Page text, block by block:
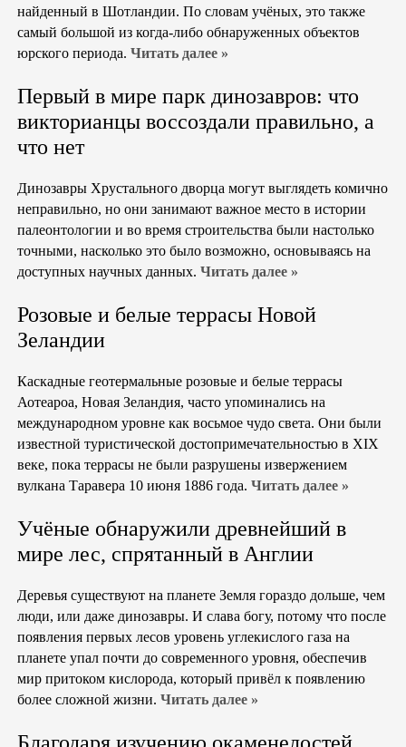
найденный в Шотландии. По словам учёных, это также
самый большой из когда-либо обнаруженных объектов
юрского периода. Читать далее »
Первый в мире парк динозавров: что
викторианцы воссоздали правильно, а
что нет
Динозавры Хрустального дворца могут выглядеть комично
неправильно, но они занимают важное место в истории
палеонтологии и во время строительства были настолько
точными, насколько это было возможно, основываясь на
доступных научных данных. Читать далее »
Розовые и белые террасы Новой
Зеландии
Каскадные геотермальные розовые и белые террасы
Аотеароа, Новая Зеландия, часто упоминались на
международном уровне как восьмое чудо света. Они были
известной туристической достопримечательностью в XIX
веке, пока террасы не были разрушены извержением
вулкана Таравера 10 июня 1886 года. Читать далее »
Учёные обнаружили древнейший в
мире лес, спрятанный в Англии
Деревья существуют на планете Земля гораздо дольше, чем
люди, или даже динозавры. И слава богу, потому что после
появления первых лесов уровень углекислого газа на
планете упал почти до современного уровня, обеспечив
мир притоком кислорода, который привёл к появлению
более сложной жизни. Читать далее »